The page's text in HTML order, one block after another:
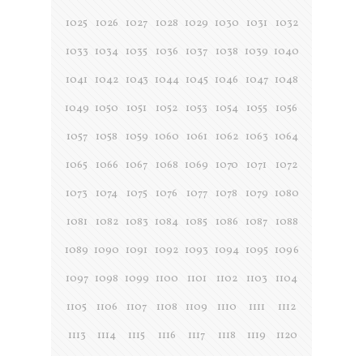
1025
1026 1027 1028 1029 1030 1031
1032
1033 1034 1035 1036 1037 1038 1039 1040
1041
1042 1043 1044 1045 1046 1047 1048
1049 1050 1051 1052 1053 1054 1055
1056
1057
1058 1059 1060 1061 1062 1063 1064
1065
1066 1067 1068 1069 1070 1071
1072
1073
1074 1075 1076 1077 1078 1079 1080
1081
1082 1083 1084 1085 1086 1087
1088
1089 1090 1091 1092 1093 1094 1095 1096
1097 1098 1099 1100 1101 1102 1103
1104
1105
1106 1107 1108 1109 1110 1111
1112
1113
1114 1115 1116 1117 1118 1119
1120